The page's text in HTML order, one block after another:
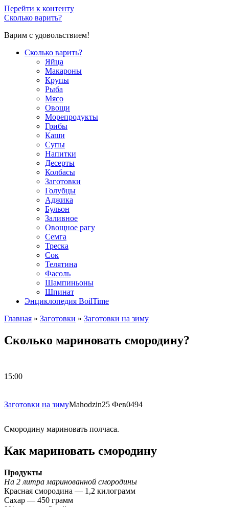
Перейти к контенту
Сколько варить?
Варим с удовольствием!
Сколько варить?
Яйца
Макароны
Крупы
Рыба
Мясо
Овощи
Морепродукты
Грибы
Каши
Супы
Напитки
Десерты
Колбасы
Заготовки
Голубцы
Аджика
Бульон
Заливное
Овощное рагу
Семга
Треска
Сок
Телятина
Фасоль
Шампиньоны
Шпинат
Энциклопедия BoilTime
Главная » Заготовки » Заготовки на зиму
Сколько мариновать смородину?
15:00
Заготовки на зимуMahodzin25 Фев0494
Смородину мариновать полчаса.
Как мариновать смородину
Продукты
На 2 литра маринованной смородины
Красная смородина — 1,2 килограмм
Сахар — 450 грамм